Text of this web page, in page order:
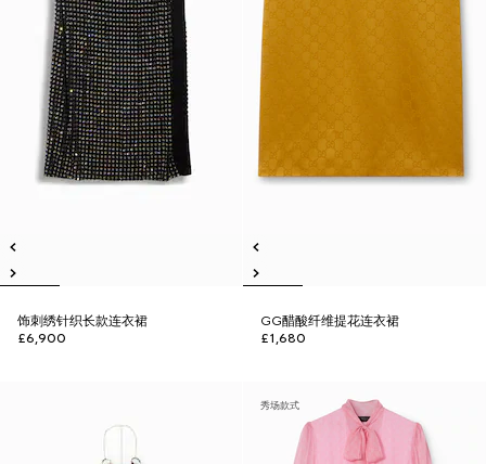
饰刺绣针织长款连衣裙
£6,900
GG醋酸纤维提花连衣裙
£1,680
秀场款式